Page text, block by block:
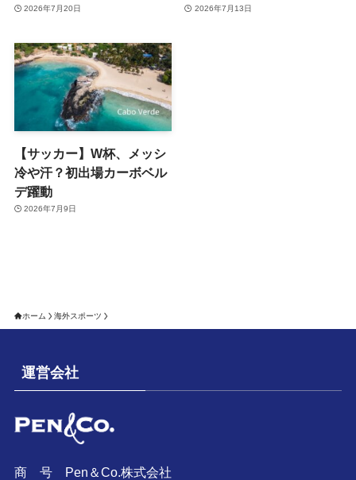
2026年7月20日 2026年7月13日
【サッカー】W杯、メッシ
冷や汗？初出場カーボベル
デ躍動
2026年7月9日
ホーム 海外スポーツ
運営会社
商 号 Pen＆Co.株式会社